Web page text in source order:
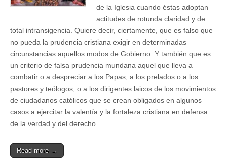
de la Iglesia cuando éstas adoptan
actitudes de rotunda claridad y de
total intransigencia. Quiere decir, ciertamente, que es falso que
no pueda la prudencia cristiana exigir en determinadas
circunstancias aquellos modos de Gobierno. Y también que es
un criterio de falsa prudencia mundana aquel que lleva a
combatir o a despreciar a los Papas, a los prelados o a los
pastores y teólogos, o a los dirigentes laicos de los movimientos
de ciudadanos católicos que se crean obligados en algunos
casos a ejercitar la valentía y la fortaleza cristiana en defensa
de la verdad y del derecho.
Read more →